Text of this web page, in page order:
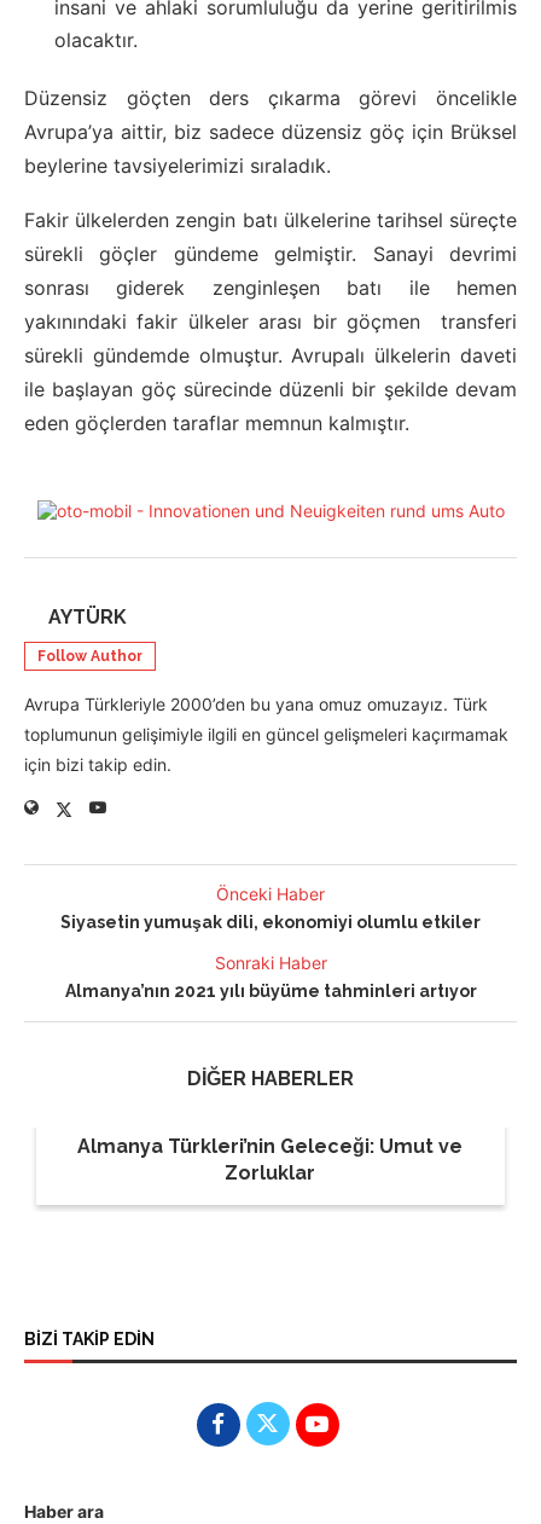
insani ve ahlaki sorumluluğu da yerine geritirilmis
olacaktır.
Düzensiz göçten ders çıkarma görevi öncelikle
Avrupa’ya aittir, biz sadece düzensiz göç için Brüksel
beylerine tavsiyelerimizi sıraladık.
Fakir ülkelerden zengin batı ülkelerine tarihsel süreçte
sürekli göçler gündeme gelmiştir. Sanayi devrimi
sonrası giderek zenginleşen batı ile hemen
yakınındaki fakir ülkeler arası bir göçmen transferi
sürekli gündemde olmuştur. Avrupalı ülkelerin daveti
ile başlayan göç sürecinde düzenli bir şekilde devam
eden göçlerden taraflar memnun kalmıştır.
AYTÜRK
Follow Author
Avrupa Türkleriyle 2000’den bu yana omuz omuzayız. Türk
toplumunun gelişimiyle ilgili en güncel gelişmeleri kaçırmamak
için bizi takip edin.
Önceki Haber
Siyasetin yumuşak dili, ekonomiyi olumlu etkiler
Sonraki Haber
Almanya’nın 2021 yılı büyüme tahminleri artıyor
DİĞER HABERLER
Almanya Türkleri’nin Geleceği: Umut ve
Zorluklar
BİZİ TAKİP EDİN
Haber ara